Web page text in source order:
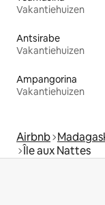
Vakantiehuizen
Antsirabe
Vakantiehuizen
Ampangorina
Vakantiehuizen
Airbnb
Île aux Nattes